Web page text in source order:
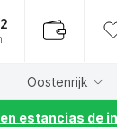
Oostenrijk
estancias de